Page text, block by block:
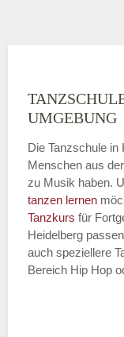
UMGEBUNG
Die Tanzschule in
Menschen aus
zu Musik haben.
tanzen lernen
Tanzkurs für
Heidelberg
auch speziellere
Bereich Hip Hop